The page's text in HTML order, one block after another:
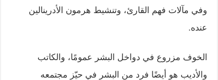
وفي مآلات فهم القارئ، وتنشيط هرمون الأدرينالين
عنده.
الخوف مزروع في دواخل البشر عمومًا، والكاتب
والأديب هو أيضًا فرد من البشر في حيّز مجتمعه